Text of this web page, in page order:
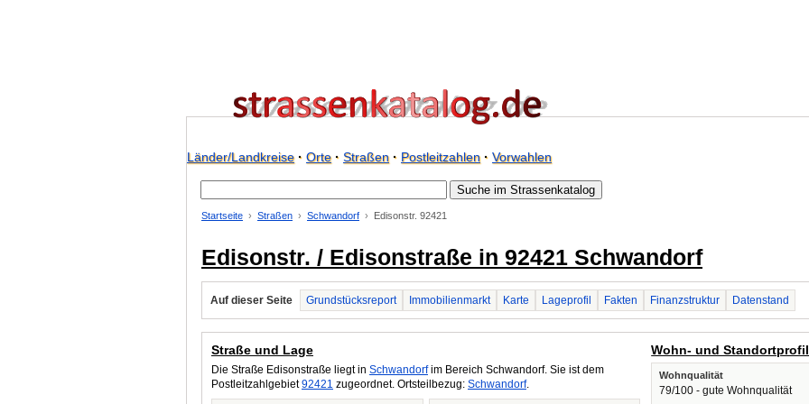
Länder/Landkreise· Orte· Straßen· Postleitzahlen· Vorwahlen
Startseite Straßen Schwandorf Edisonstr. 92421
Edisonstr. / Edisonstraße in 92421 Schwandorf
Auf dieser Seite Grundstücksreport Immobilienmarkt Karte Lageprofil Fakten Finanzstruktur Datenstand
Straße und Lage
Die Straße Edisonstraße liegt in Schwandorfim Bereich Schwandorf. Sie ist dem
Postleitzahlgebiet92421 zugeordnet. Ortsteilbezug: Schwandorf.
Wohn- und Standortprofil
Wohnqualität
79/100 - gute Wohnqualität